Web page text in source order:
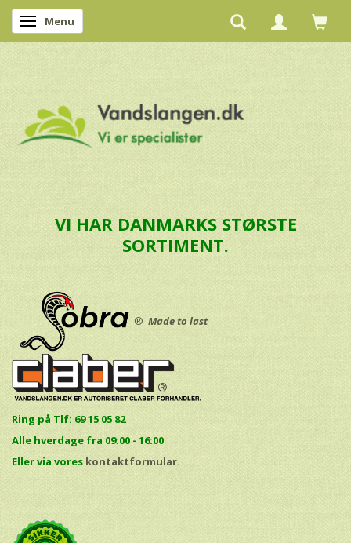
Skifte navigation
Menu
VI HAR DANMARKS STØRSTE
SORTIMENT.
® Made to last
Ring på Tlf: 69 15 05 82
Alle hverdage fra 09:00 - 16:00
Eller via vores kontaktformular.